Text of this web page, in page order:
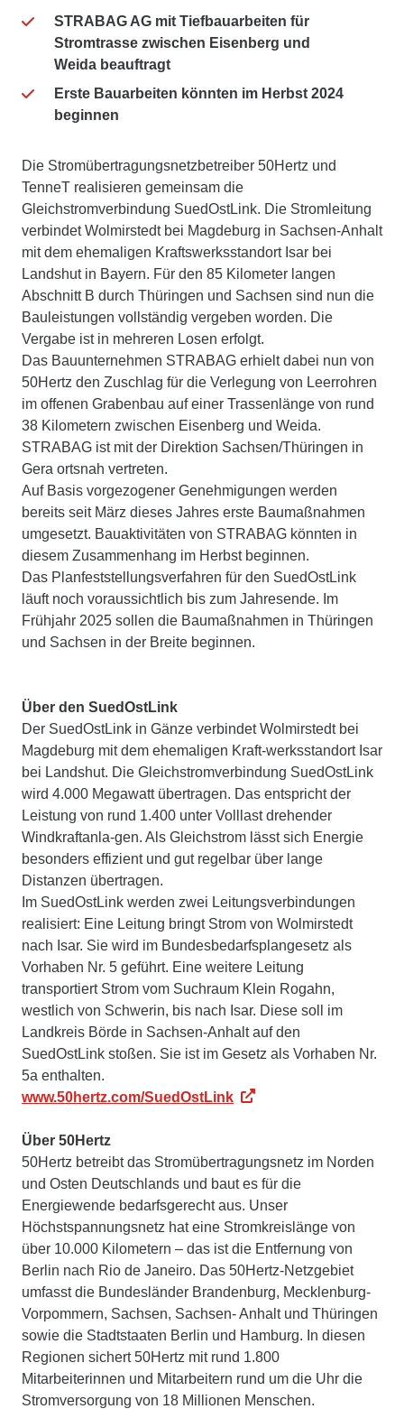
STRABAG AG mit Tiefbauarbeiten für
Stromtrasse zwischen Eisenberg und
Weida beauftragt
Erste Bauarbeiten könnten im Herbst 2024
beginnen
Die Stromübertragungsnetzbetreiber 50Hertz und
TenneT realisieren gemeinsam die
Gleichstromverbindung SuedOstLink. Die Stromleitung
verbindet Wolmirstedt bei Magdeburg in Sachsen-Anhalt
mit dem ehemaligen Kraftswerksstandort Isar bei
Landshut in Bayern. Für den 85 Kilometer langen
Abschnitt B durch Thüringen und Sachsen sind nun die
Bauleistungen vollständig vergeben worden. Die
Vergabe ist in mehreren Losen erfolgt.
Das Bauunternehmen STRABAG erhielt dabei nun von
50Hertz den Zuschlag für die Verlegung von Leerrohren
im offenen Grabenbau auf einer Trassenlänge von rund
38 Kilometern zwischen Eisenberg und Weida.
STRABAG ist mit der Direktion Sachsen/Thüringen in
Gera ortsnah vertreten.
Auf Basis vorgezogener Genehmigungen werden
bereits seit März dieses Jahres erste Baumaßnahmen
umgesetzt. Bauaktivitäten von STRABAG könnten in
diesem Zusammenhang im Herbst beginnen.
Das Planfeststellungsverfahren für den SuedOstLink
läuft noch voraussichtlich bis zum Jahresende. Im
Frühjahr 2025 sollen die Baumaßnahmen in Thüringen
und Sachsen in der Breite beginnen.
Über den SuedOstLink
Der SuedOstLink in Gänze verbindet Wolmirstedt bei
Magdeburg mit dem ehemaligen Kraft-werksstandort Isar
bei Landshut. Die Gleichstromverbindung SuedOstLink
wird 4.000 Megawatt übertragen. Das entspricht der
Leistung von rund 1.400 unter Volllast drehender
Windkraftanla-gen. Als Gleichstrom lässt sich Energie
besonders effizient und gut regelbar über lange
Distanzen übertragen.
Im SuedOstLink werden zwei Leitungsverbindungen
realisiert: Eine Leitung bringt Strom von Wolmirstedt
nach Isar. Sie wird im Bundesbedarfsplangesetz als
Vorhaben Nr. 5 geführt. Eine weitere Leitung
transportiert Strom vom Suchraum Klein Rogahn,
westlich von Schwerin, bis nach Isar. Diese soll im
Landkreis Börde in Sachsen-Anhalt auf den
SuedOstLink stoßen. Sie ist im Gesetz als Vorhaben Nr.
5a enthalten.
www.50hertz.com/SuedOstLink
Über 50Hertz
50Hertz betreibt das Stromübertragungsnetz im Norden
und Osten Deutschlands und baut es für die
Energiewende bedarfsgerecht aus. Unser
Höchstspannungsnetz hat eine Stromkreislänge von
über 10.000 Kilometern – das ist die Entfernung von
Berlin nach Rio de Janeiro. Das 50Hertz-Netzgebiet
umfasst die Bundesländer Brandenburg, Mecklenburg-
Vorpommern, Sachsen, Sachsen- Anhalt und Thüringen
sowie die Stadtstaaten Berlin und Hamburg. In diesen
Regionen sichert 50Hertz mit rund 1.800
Mitarbeiterinnen und Mitarbeitern rund um die Uhr die
Stromversorgung von 18 Millionen Menschen.